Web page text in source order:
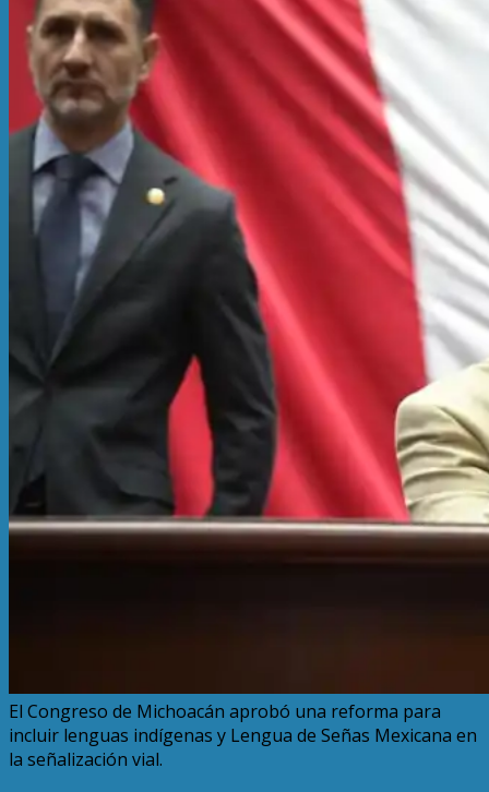
El Congreso de Michoacán aprobó una reforma para
incluir lenguas indígenas y Lengua de Señas Mexicana en
la señalización vial.